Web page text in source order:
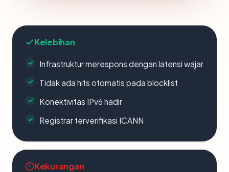
Kelebihan
Infrastruktur merespons dengan latensi wajar
Tidak ada hits otomatis pada blocklist
Konektivitas IPv6 hadir
Registrar terverifikasi ICANN
Kekurangan